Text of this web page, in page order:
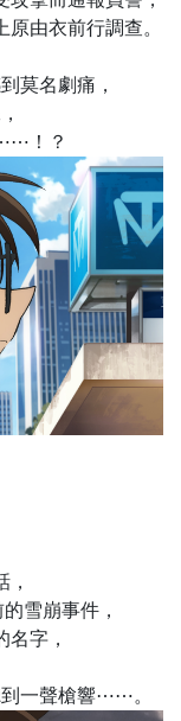
由衣前行調查。
莫名劇痛，
！？
雪崩事件，
字，
一聲槍響⋯⋯。